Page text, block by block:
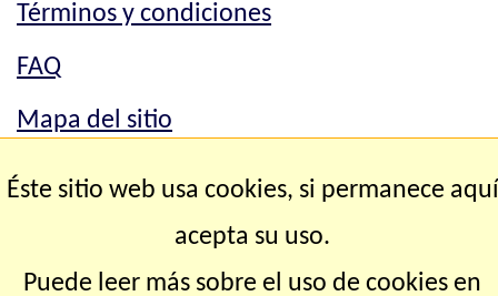
Términos y condiciones
FAQ
Mapa del sitio
Mapa del sitio
Éste sitio web usa cookies, si permanece aquí
acepta su uso.
Puede leer más sobre el uso de cookies en